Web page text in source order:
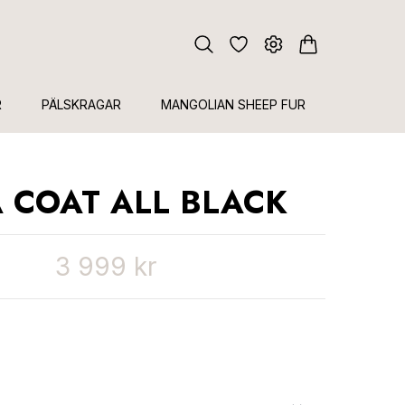
PÄLSKRAGAR MANGOLIAN SHEEP FUR
COAT ALL BLACK
3 999 kr